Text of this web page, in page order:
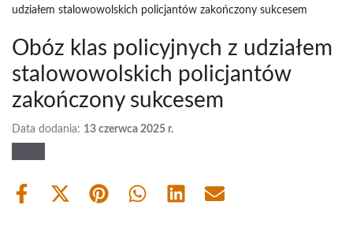
udziałem stalowowolskich policjantów zakończony sukcesem
Obóz klas policyjnych z udziałem
stalowowolskich policjantów
zakończony sukcesem
Data dodania: 13 czerwca 2025 r.
Share
Share Share Share Share Share